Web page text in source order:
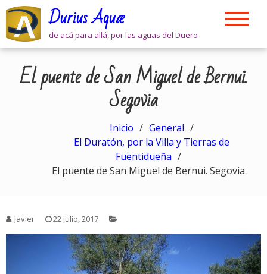
Skip
content
Durius Aquæ
de acá para allá, por las aguas del Duero
El puente de San Miguel de Bernui.
Segovia
Inicio
General
El Duratón, por la Villa y Tierras de
Fuentidueña
El puente de San Miguel de Bernui. Segovia
Javier 22 julio, 2017